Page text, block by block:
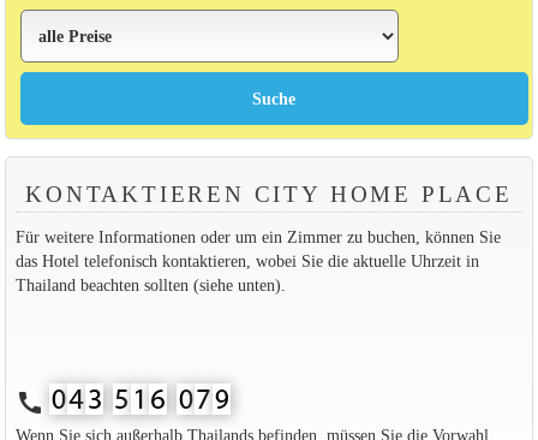
KONTAKTIEREN CITY HOME PLACE
Für weitere Informationen oder um ein Zimmer zu buchen, können Sie
das Hotel telefonisch kontaktieren, wobei Sie die aktuelle Uhrzeit in
Thailand beachten sollten (siehe unten).
call
Wenn Sie sich außerhalb Thailands befinden, müssen Sie die Vorwahl